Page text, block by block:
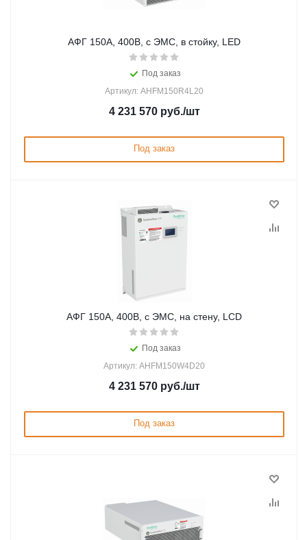
АФГ 150А, 400В, с ЭМС, в стойку, LED
Под заказ
Артикул: AHFM150R4L20
4 231 570руб./шт
Под заказ
АФГ 150А, 400В, с ЭМС, на стену, LCD
Под заказ
Артикул: AHFM150W4D20
4 231 570руб./шт
Под заказ